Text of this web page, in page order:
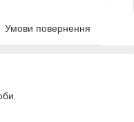
Умови повернення